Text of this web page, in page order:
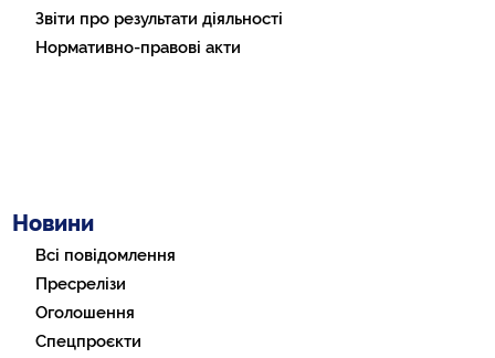
Звіти про результати діяльності
Нормативно-правові акти
Новини
Всі повідомлення
Пресрелізи
Оголошення
Спецпроєкти